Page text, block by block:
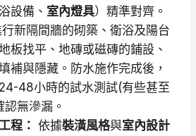
設備、 室內燈具）精準對齊。
新隔間牆的砌築、衛浴及陽台
板找平、地磚或磁磚的鋪設、
補與隱藏。防水施作完成後，
48小時的試水測試(有些甚至
無滲漏。
程： 依據裝潢風格與室內設計